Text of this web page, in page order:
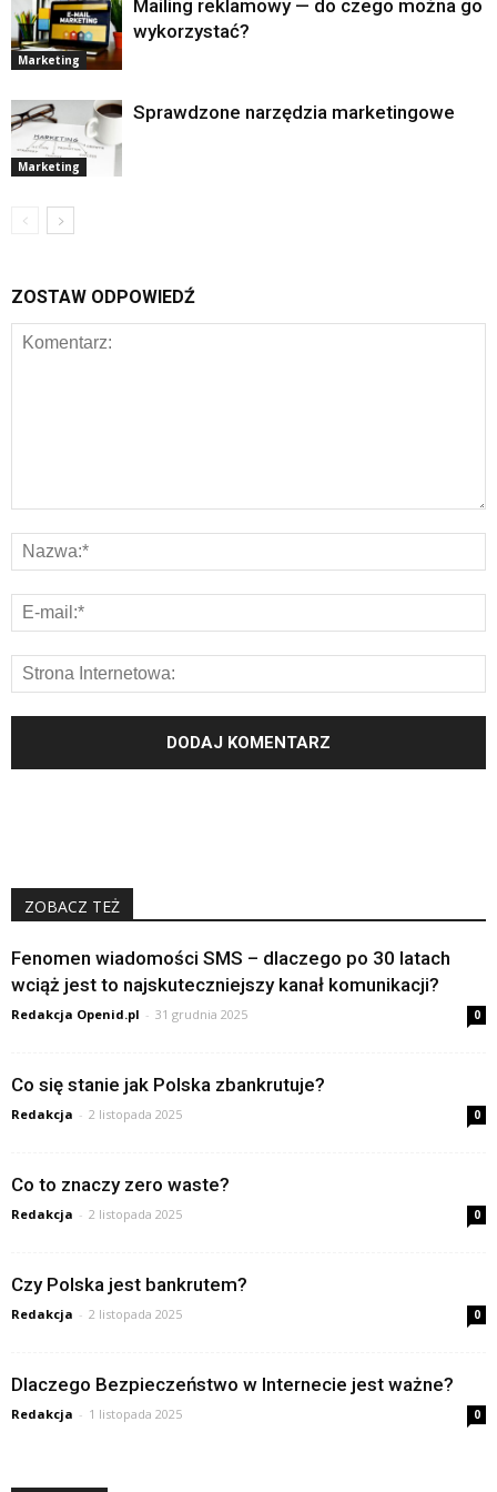
Marketing
Mailing reklamowy — do czego można go
wykorzystać?
Marketing
Sprawdzone narzędzia marketingowe
ZOSTAW ODPOWIEDŹ
ZOBACZ TEŻ
Fenomen wiadomości SMS – dlaczego po 30 latach
wciąż jest to najskuteczniejszy kanał komunikacji?
Redakcja Openid.pl - 31 grudnia 2025 0
Co się stanie jak Polska zbankrutuje?
Redakcja - 2 listopada 2025 0
Co to znaczy zero waste?
Redakcja - 2 listopada 2025 0
Czy Polska jest bankrutem?
Redakcja - 2 listopada 2025 0
Dlaczego Bezpieczeństwo w Internecie jest ważne?
Redakcja - 1 listopada 2025 0